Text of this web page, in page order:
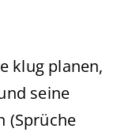
klug planen,
seine
(Sprüche